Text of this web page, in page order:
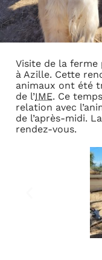
Visite de la ferme
à Azille. Cette
animaux ont été
de l’IME. Ce
relation avec
de l’après-midi.
rendez-vous.